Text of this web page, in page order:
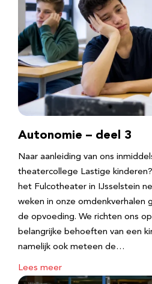
Autonomie – deel 3
Naar aanleiding van ons
theatercollege Lastige
het Fulcotheater in IJsselstein
weken in onze omdenkverhalen
de opvoeding. We richten ons
belangrijke behoeften van een
namelijk ook meteen de…
Lees meer